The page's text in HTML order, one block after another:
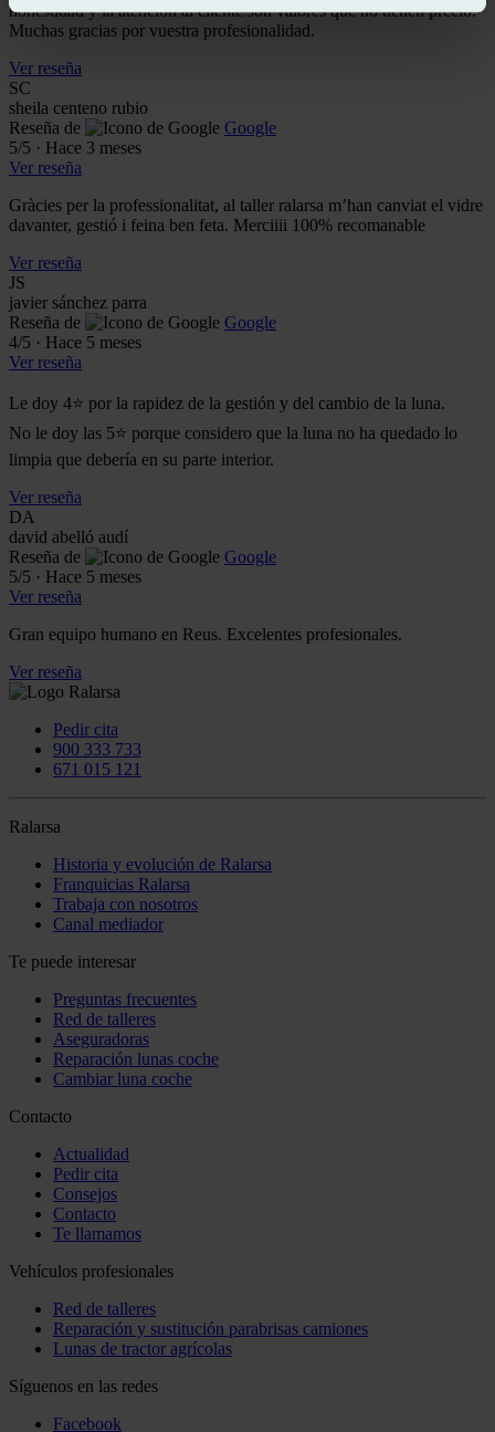
honestidad y la atención al cliente son valores que no tienen precio.
Muchas gracias por vuestra profesionalidad.
Ver reseña
SC
sheila centeno rubio
Reseña de
Google
5/5 · Hace 3 meses
Ver reseña
Gràcies per la professionalitat, al taller ralarsa m’han canviat el vidre
davanter, gestió i feina ben feta. Merciiii 100% recomanable
Ver reseña
JS
javier sánchez parra
Reseña de
Google
4/5 · Hace 5 meses
Ver reseña
Le doy 4⭐ por la rapidez de la gestión y del cambio de la luna.
No le doy las 5⭐ porque considero que la luna no ha quedado lo
limpia que debería en su parte interior.
Ver reseña
DA
david abelló audí
Reseña de
Google
5/5 · Hace 5 meses
Ver reseña
Gran equipo humano en Reus. Excelentes profesionales.
Ver reseña
Pedir cita
900 333 733
671 015 121
Ralarsa
Historia y evolución de Ralarsa
Franquicias Ralarsa
Trabaja con nosotros
Canal mediador
Te puede interesar
Preguntas frecuentes
Red de talleres
Aseguradoras
Reparación lunas coche
Cambiar luna coche
Contacto
Actualidad
Pedir cita
Consejos
Contacto
Te llamamos
Vehículos profesionales
Red de talleres
Reparación y sustitución parabrisas camiones
Lunas de tractor agrícolas
Síguenos en las redes
Facebook